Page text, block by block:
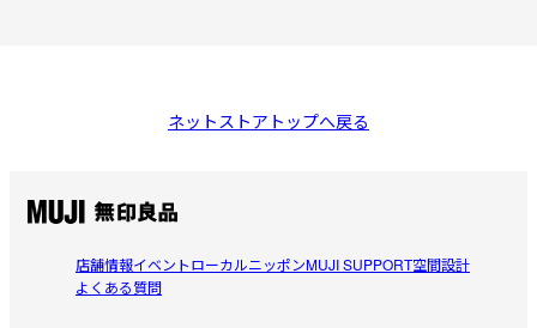
ネットストアトップへ戻る
店舗情報イベントローカルニッポンMUJI SUPPORT空間設計
よくある質問